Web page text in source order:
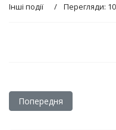
Інші події Перегляди:
Попередня стаття:
Попередня